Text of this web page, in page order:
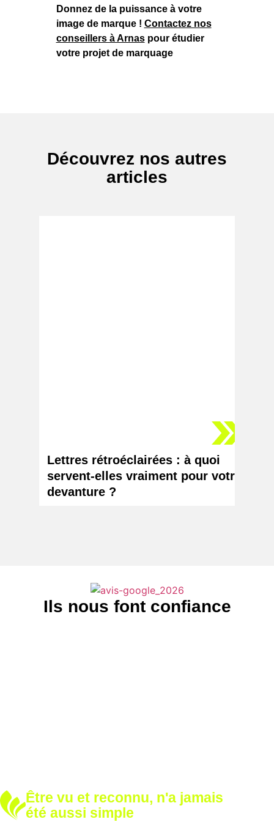
Donnez de la puissance à votre
image de marque ! Contactez nos
conseillers à Arnaspour étudier
votre projet de marquage
Découvrez nos autres
articles
Lettres rétroéclairées : à quoi
servent-elles vraiment pour votre
devanture ?
Ils nous font confiance
Être vu et reconnu, n'a jamais
été aussi simple